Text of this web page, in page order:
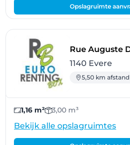
Opslagruimte
Rue Auguste
1140 Evere
5,50 km afstand
1,16 m² 3,00 m³
Bekijk alle opslagruimtes